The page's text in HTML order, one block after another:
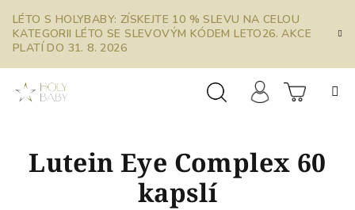
obsah
LÉTO S HOLYBABY: ZÍSKEJTE 10 % SLEVU NA CELOU
KATEGORII LÉTO SE SLEVOVÝM KÓDEM LETO26. AKCE
PLATÍ DO 31. 8. 2026
košík
Lutein Eye Complex 60
kapslí